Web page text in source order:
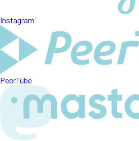
Instagram
PeerTube